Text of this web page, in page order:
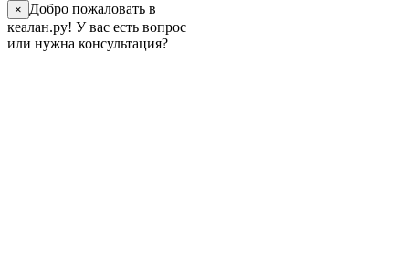
×
Добро пожаловать в
кеалан.ру! У вас есть вопрос
или нужна консультация?